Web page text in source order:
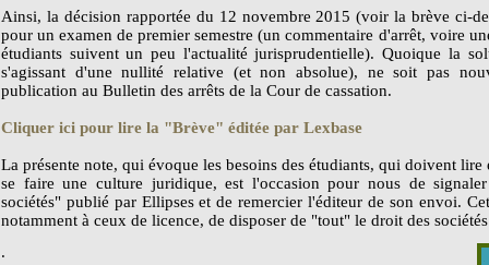
Ainsi, la décision rapportée du 12 novembre 2015 (voir la brève ci-
pour un examen de premier semestre (un commentaire d'arrêt, voire
étudiants suivent un peu l'actualité jurisprudentielle). Quoique la
s'agissant d'une nullité relative (et non absolue), ne soit pas
publication au Bulletin des arrêts de la Cour de cassation.
Cliquer ici pour lire la "Brève" éditée par Lexbase
La présente note, qui évoque les besoins des étudiants, qui doivent
se faire une culture juridique, est l'occasion pour nous de
sociétés" publié par Ellipses et de remercier l'éditeur de son envoi.
notamment à ceux de licence, de disposer de "tout" le droit des
.